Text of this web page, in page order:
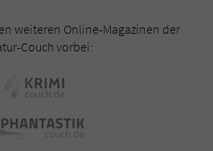
weiteren Online-Magazinen der
Couch vorbei: